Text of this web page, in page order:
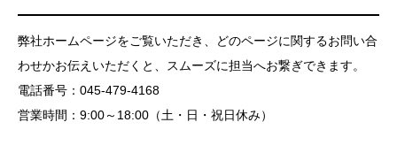
弊社ホームページをご覧いただき、どのページに関するお問い合
わせかお伝えいただくと、スムーズに担当へお繋ぎできます。
電話番号：045-479-4168
営業時間：9:00～18:00（土・日・祝日休み）